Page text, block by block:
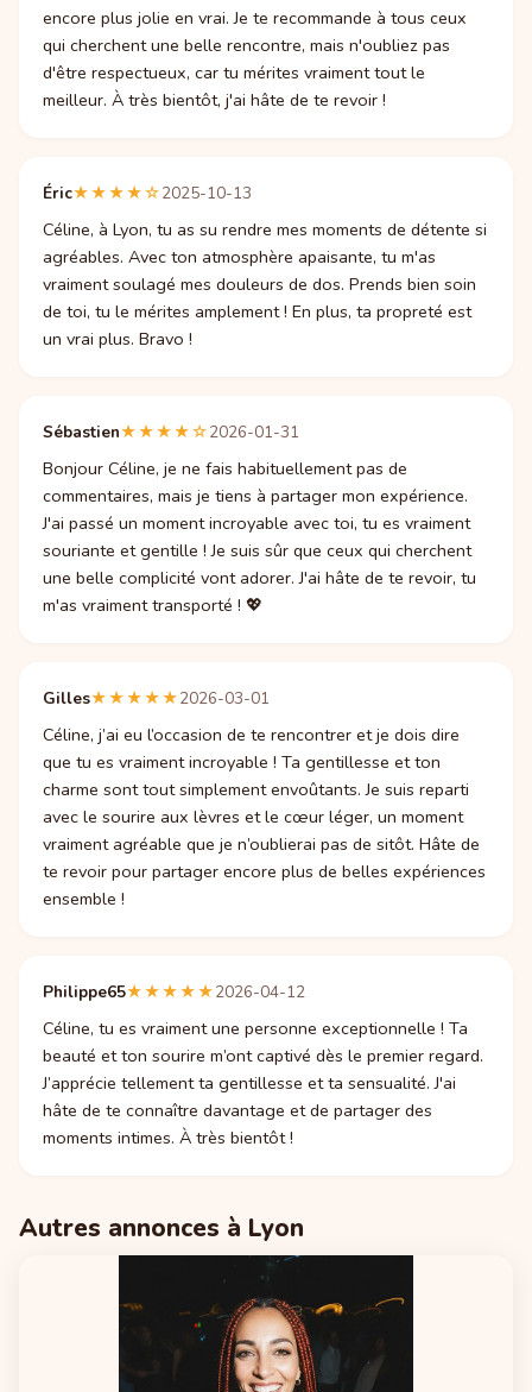
encore plus jolie en vrai. Je te recommande à tous ceux
qui cherchent une belle rencontre, mais n'oubliez pas
d'être respectueux, car tu mérites vraiment tout le
meilleur. À très bientôt, j'ai hâte de te revoir !
Éric★★★★☆2025-10-13
Céline, à Lyon, tu as su rendre mes moments de détente si
agréables. Avec ton atmosphère apaisante, tu m'as
vraiment soulagé mes douleurs de dos. Prends bien soin
de toi, tu le mérites amplement ! En plus, ta propreté est
un vrai plus. Bravo !
Sébastien★★★★☆2026-01-31
Bonjour Céline, je ne fais habituellement pas de
commentaires, mais je tiens à partager mon expérience.
J'ai passé un moment incroyable avec toi, tu es vraiment
souriante et gentille ! Je suis sûr que ceux qui cherchent
une belle complicité vont adorer. J'ai hâte de te revoir, tu
m'as vraiment transporté ! 💖
Gilles★★★★★2026-03-01
Céline, j’ai eu l’occasion de te rencontrer et je dois dire
que tu es vraiment incroyable ! Ta gentillesse et ton
charme sont tout simplement envoûtants. Je suis reparti
avec le sourire aux lèvres et le cœur léger, un moment
vraiment agréable que je n’oublierai pas de sitôt. Hâte de
te revoir pour partager encore plus de belles expériences
ensemble !
Philippe65★★★★★2026-04-12
Céline, tu es vraiment une personne exceptionnelle ! Ta
beauté et ton sourire m’ont captivé dès le premier regard.
J’apprécie tellement ta gentillesse et ta sensualité. J'ai
hâte de te connaître davantage et de partager des
moments intimes. À très bientôt !
Autres annonces à Lyon